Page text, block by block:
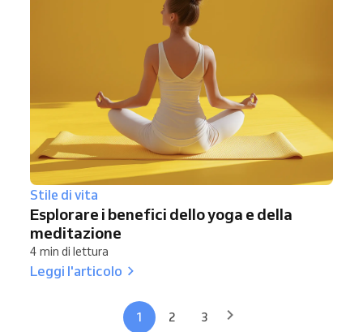
Stile di vita
Esplorare i benefici dello yoga e della
meditazione
4 min di lettura
Leggi l'articolo
1 2 3